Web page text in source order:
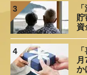
3
資
4
か